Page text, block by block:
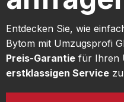
Entdecken Sie, wie
Bytom mit Umzugsprofi
Preis-Garantie für Ihren
erstklassigen Service